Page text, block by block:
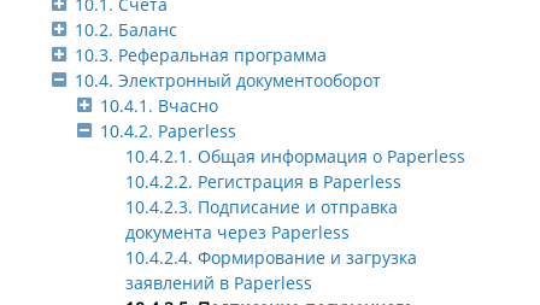
10.2. Баланс
10.3. Реферальная программа
10.4. Электронный документооборот
10.4.1. Вчасно
10.4.2. Paperless
10.4.2.1. Общая информация о Paperless
10.4.2.2. Регистрация в Paperless
10.4.2.3. Подписание и отправка
документа через Paperless
10.4.2.4. Формирование и загрузка
заявлений в Paperless